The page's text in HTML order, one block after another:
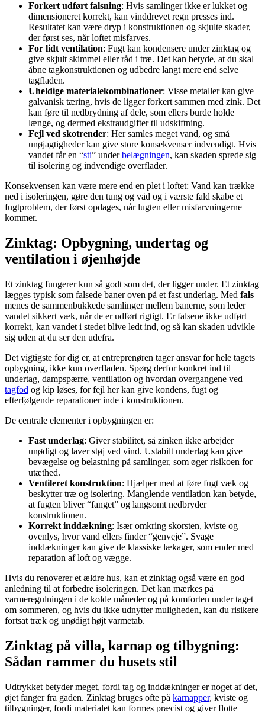
Forkert udført falsning: Hvis samlinger ikke er lukket og
dimensioneret korrekt, kan vinddrevet regn presses ind.
Resultatet kan være dryp i konstruktionen og skjulte skader,
der først ses, når loftet misfarves.
For lidt ventilation: Fugt kan kondensere under zinktag og
give skjult skimmel eller råd i træ. Det kan betyde, at du skal
åbne tagkonstruktionen og udbedre langt mere end selve
tagfladen.
Uheldige materialekombinationer: Visse metaller kan give
galvanisk tæring, hvis de ligger forkert sammen med zink. Det
kan føre til nedbrydning af dele, som ellers burde holde
længe, og dermed ekstraudgifter til udskiftning.
Fejl ved skotrender: Her samles meget vand, og små
unøjagtigheder kan give store konsekvenser indvendigt. Hvis
vandet får en “sti” underbelægningen, kan skaden sprede sig
til isolering og indvendige overflader.
Konsekvensen kan være mere end en plet i loftet: Vand kan trække
ned i isoleringen, gøre den tung og våd og i værste fald skabe et
fugtproblem, der først opdages, når lugten eller misfarvningerne
kommer.
Zinktag: Opbygning, undertag og
ventilation i øjenhøjde
Et zinktag fungerer kun så godt som det, der ligger under. Et zinktag
lægges typisk som falsede baner oven på et fast underlag. Med fals
menes de sammenbukkede samlinger mellem banerne, som leder
vandet sikkert væk, når de er udført rigtigt. Er falsene ikke udført
korrekt, kan vandet i stedet blive ledt ind, og så kan skaden udvikle
sig uden at du ser den udefra.
Det vigtigste for dig er, at entreprenøren tager ansvar for hele tagets
opbygning, ikke kun overfladen. Spørg derfor konkret ind til
undertag, dampspærre, ventilation og hvordan overgangene ved
tagfod og kip løses, for fejl her kan give kondens, fugt og
efterfølgende reparationer inde i konstruktionen.
De centrale elementer i opbygningen er:
Fast underlag: Giver stabilitet, så zinken ikke arbejder
unødigt og laver støj ved vind. Ustabilt underlag kan give
bevægelse og belastning på samlinger, som øger risikoen for
utæthed.
Ventileret konstruktion: Hjælper med at føre fugt væk og
beskytter træ og isolering. Manglende ventilation kan betyde,
at fugten bliver “fanget” og langsomt nedbryder
konstruktionen.
Korrekt inddækning: Især omkring skorsten, kviste og
ovenlys, hvor vand ellers finder “genveje”. Svage
inddækninger kan give de klassiske lækager, som ender med
reparation af loft og vægge.
Hvis du renoverer et ældre hus, kan et zinktag også være en god
anledning til at forbedre isoleringen. Det kan mærkes på
varmeregulningen i de kolde måneder og på komforten under taget
om sommeren, og hvis du ikke udnytter muligheden, kan du risikere
fortsat træk og unødigt højt varmetab.
Zinktag på villa, karnap og tilbygning:
Sådan rammer du husets stil
Udtrykket betyder meget, fordi tag og inddækninger er noget af det,
øjet fanger fra gaden. Zinktag bruges ofte på karnapper, kviste og
tilbygninger, fordi materialet kan formes præcist og giver flotte